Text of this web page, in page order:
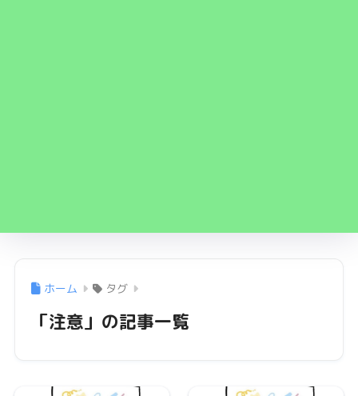
ホーム タグ
「注意」の記事一覧